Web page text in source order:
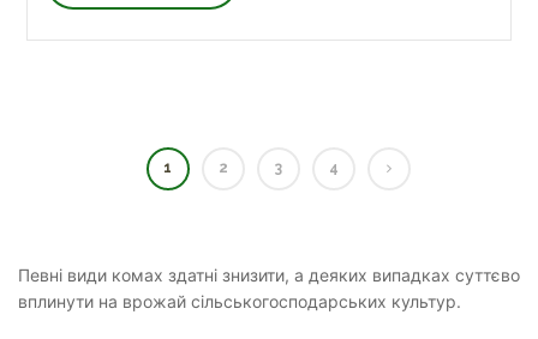
1 2 3 4
Певні види комах здатні знизити, а деяких випадках суттєво
вплинути на врожай сільськогосподарських культур.